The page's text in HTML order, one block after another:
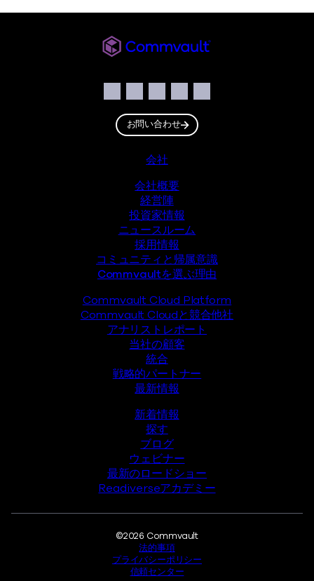
Commvault JP
ソーシャルFacebook
Instagram
LinkedIn
TwitterYouTube
お問い合わせ
会社
会社概要
経営陣
投資家情報
ニュースルーム
採用情報
コミュニティと帰属意識
Commvaultを選ぶ理由
Commvault Cloud Platform
Commvault Cloudと競合他社
アナリストレポート
当社の顧客
統合
戦略的パートナー
最新情報
新着情報
探す
ブログ
ウェビナー
最新のロードショー
Readiverseアカデミー
©2026 Commvault
法的事項
プライバシーポリシー
信頼センター